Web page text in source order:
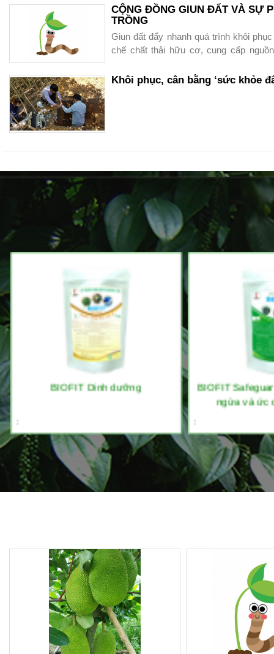
CỘNG ĐỒNG GIUN ĐẤT VÀ SỰ
TRỒNG
Giun đất đẩy nhanh quá trình khôi
chế chất thải hữu cơ, cung cấp
mặt đất.
Khôi phục, cân bằng ‘sức khỏe
BIOFIT Dinh dưỡng
:
BIOFIT
ngừa và ức
: